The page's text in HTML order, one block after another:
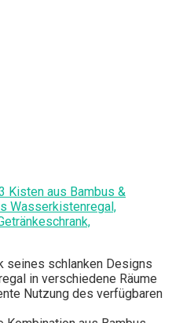
Kisten aus Bambus &
Wasserkistenregal,
seines schlanken Designs
in verschiedene Räume
Nutzung des verfügbaren